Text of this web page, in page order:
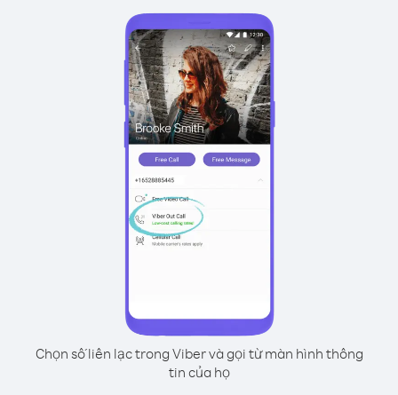
Chọn số liên lạc trong Viber và gọi từ màn hình thông
tin của họ